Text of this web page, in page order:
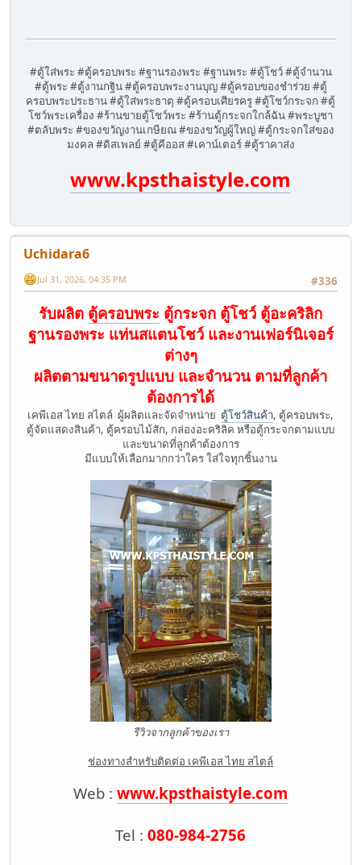
#ตู้ใส่พระ #ตู้ครอบพระ #ฐานรองพระ #ฐานพระ #ตู้โชว์ #ตู้จำนวน
#ตู้พระ #ตู้งานกฐิน #ตู้ครอบพระงานบุญ #ตู้ครอบของชำร่วย #ตู้
ครอบพระประธาน #ตู้ใส่พระธาตุ #ตู้ครอบเศียรครู #ตู้โชว์กระจก #ตู้
โชว์พระเครื่อง #ร้านขายตู้โชว์พระ #ร้านตู้กระจกใกล้ฉัน #พระบูชา
#ตลับพระ #ของขวัญงานเกษียณ #ของขวัญผู้ใหญ่ #ตู้กระจกใส่ของ
มงคล #ดิสเพลย์ #ตู้คีออส #เคาน์เตอร์ #ตู้ราคาส่ง
www.kpsthaistyle.com
Uchidara6
#336
Jul 31, 2026, 04:35 PM
รับผลิต ตู้ครอบพระ ตู้กระจก ตู้โชว์ ตู้อะคริลิก
ฐานรองพระ แท่นสแตนโชว์ และงานเฟอร์นิเจอร์
ต่างๆ
ผลิตตามขนาดรูปแบบ และจำนวน ตามที่ลูกค้า
ต้องการได้
เคพีเอส ไทย สไตล์ ผู้ผลิตและจัดจำหน่าย ตู้โชว์สินค้า, ตู้ครอบพระ,
ตู้จัดแสดงสินค้า, ตู้ครอบไม้สัก, กล่องอะคริลิค หรือตู้กระจกตามแบบ
และขนาดที่ลูกค้าต้องการ
มีแบบให้เลือกมากกว่าใคร ใส่ใจทุกชิ้นงาน
รีวิวจากลูกค้าของเรา
ช่องทางสำหรับติดต่อ เคพีเอส ไทย สไตล์
Web : www.kpsthaistyle.com
Tel : 080-984-2756